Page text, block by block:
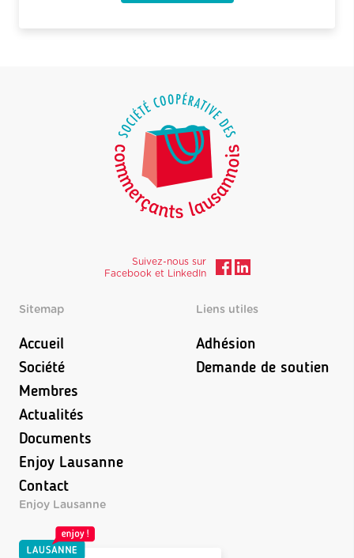
Suivez-nous sur
Facebook et LinkedIn
Sitemap
Accueil
Société
Membres
Actualités
Documents
Enjoy Lausanne
Contact
Liens utiles
Adhésion
Demande de soutien
Enjoy Lausanne